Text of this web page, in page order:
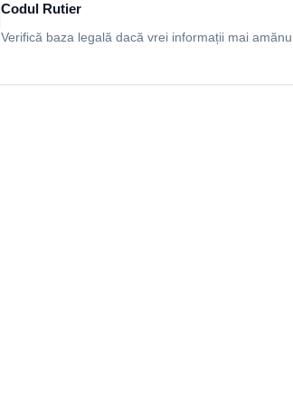
Codul Rutier
Verifică baza legală dacă vrei informații mai